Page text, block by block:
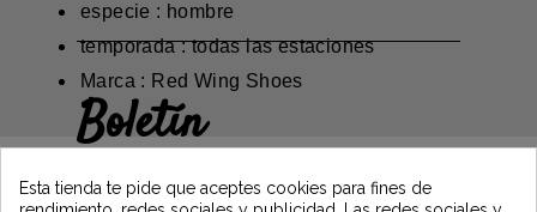
especie : hombre
temporada : todas las estaciones
Marca : Red Wing Shoes
Boletín
suscribiéndose y manténgase informado de
las últimas noticias de Vintage Motors
Esta tienda te pide que aceptes cookies para fines de